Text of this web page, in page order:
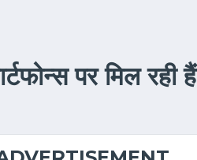
पर मिल रही हैं